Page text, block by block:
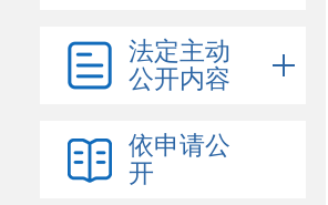
法定主动
公开内容
依申请公
开